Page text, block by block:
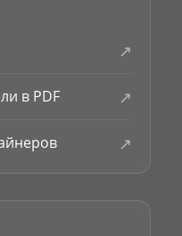
↗
в PDF ↗
↗